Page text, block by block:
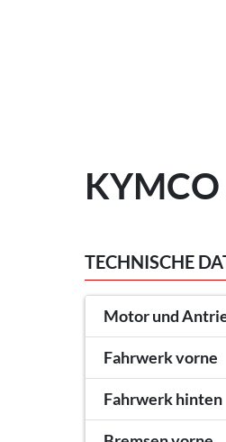
KYMCO
TECHNISCHE
Motor und
Fahrwerk vorne
Fahrwerk hinten